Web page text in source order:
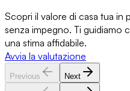
Scopri il valore di casa tua in
senza impegno. Ti guidiamo
una stima affidabile.
Avvia la valutazione
Previous Next